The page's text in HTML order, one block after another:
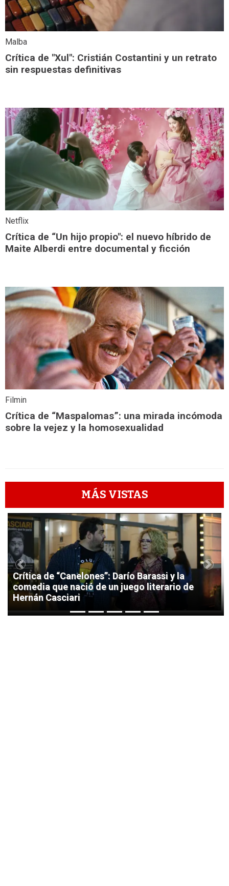
Malba
Crítica de "Xul": Cristián Costantini y un retrato
sin respuestas definitivas
Netflix
Crítica de “Un hijo propio": el nuevo híbrido de
Maite Alberdi entre documental y ficción
Filmin
Crítica de “Maspalomas”: una mirada incómoda
sobre la vejez y la homosexualidad
MÁS VISTAS
1
Crítica de “Canelones”: Darío Barassi y la
comedia que nació de un juego literario de
Hernán Casciari
Previous Next